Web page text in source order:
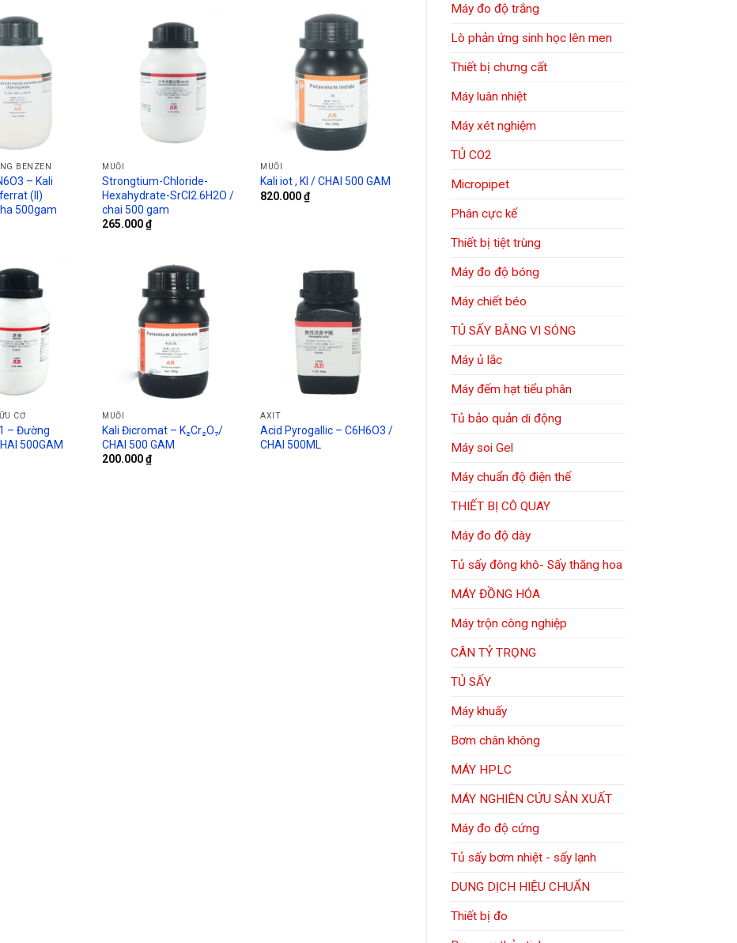
Máy đo độ trắng
Lò phản ứng sinh học lên men
Thiết bị chưng cất
Máy luân nhiệt
Máy xét nghiệm
TỦ CO2
Micropipet
Phân cực kế
Thiết bị tiệt trùng
Máy đo độ bóng
Máy chiết béo
TỦ SẤY BẰNG VI SÓNG
Máy ủ lắc
Máy đếm hạt tiểu phân
Tủ bảo quản di động
Máy soi Gel
Máy chuẩn độ điện thế
THIẾT BỊ CÔ QUAY
Máy đo độ dày
Tủ sấy đông khô- Sấy thăng hoa
MÁY ĐỒNG HÓA
Máy trộn công nghiệp
CÂN TỶ TRỌNG
TỦ SẤY
Máy khuấy
Bơm chân không
MÁY HPLC
MÁY NGHIÊN CỨU SẢN XUẤT
Máy đo độ cứng
Tủ sấy bơm nhiệt - sấy lạnh
DUNG DỊCH HIỆU CHUẨN
Thiết bị đo
BENZEN
– Kali
(II)
500gam
MUỐI
Strongtium-Chloride-
Hexahydrate-SrCl2.6H2O /
chai 500 gam
265.000₫
MUỐI
Kali iot , KI / CHAI 500 GAM
820.000₫
CƠ
– Đường
500GAM
MUỐI
Kali Đicromat – K₂Cr₂O₇/
CHAI 500 GAM
200.000₫
AXIT
Acid Pyrogallic – C6H6O3 /
CHAI 500ML